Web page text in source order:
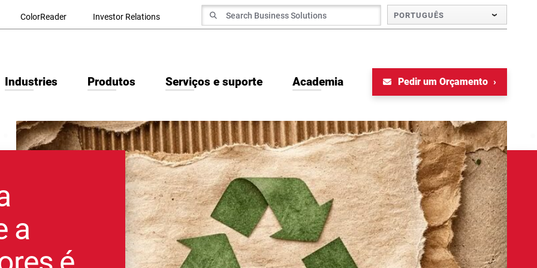
ColorReader Investor Relations Search for
Search
PORTUGUÊS
Industries Produtos Serviços e suporte Academia Pedir um Orçamento
a